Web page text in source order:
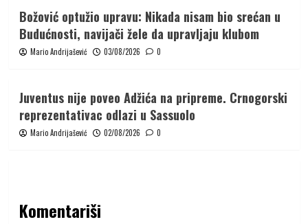
Božović optužio upravu: Nikada nisam bio srećan u
Budućnosti, navijači žele da upravljaju klubom
Mario Andrijašević 03/08/2026 0
Juventus nije poveo Adžića na pripreme. Crnogorski
reprezentativac odlazi u Sassuolo
Mario Andrijašević 02/08/2026 0
Komentariši